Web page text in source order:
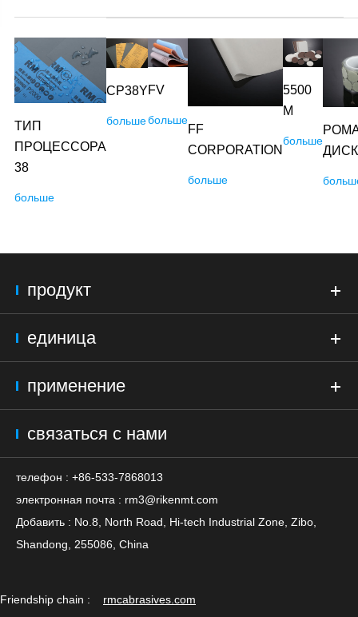
ТИП
ПРОЦЕССОРА
38
больше
CP38Y
больше
FV
больше
FF
CORPORATION
больше
5500
М
больше
ДИСК
продукт
единица
применение
связаться с нами
телефон : +86-533-7868013
электронная почта : rm3@rikenmt.com
Добавить : No.8, North Road, Hi-tech Industrial Zone, Zibo,
Shandong, 255086, China
Friendship chain : rmcabrasives.com